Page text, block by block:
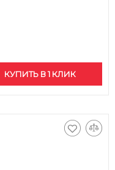
КУПИТЬ В 1 КЛИК